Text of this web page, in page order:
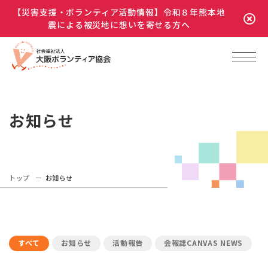
【災害支援・ボランティア活動情報】令和８年熊本地
震による被災地に想いを寄せる方へ
お知らせ
トップ お知らせ
すべて お知らせ 活動報告 会報誌CANVAS NEWS